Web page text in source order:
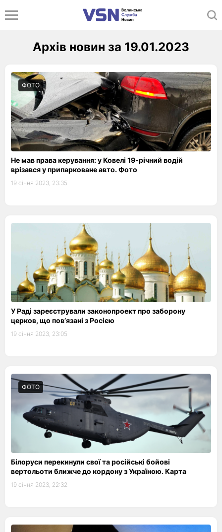
Архів новин за 19.01.2023
ФОТО
Не мав права керування: у Ковелі 19-річний водій
врізався у припарковане авто. Фото
19 січня 2023, 23:35
У Раді зареєстрували законопроект про заборону
церков, що пов’язані з Росією
19 січня 2023, 23:05
ФОТО
Білоруси перекинули свої та російські бойові
вертольоти ближче до кордону з Україною. Карта
19 січня 2023, 22:32